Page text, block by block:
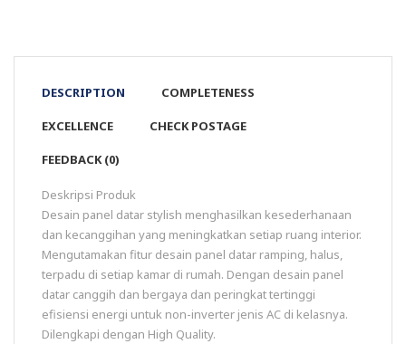
DESCRIPTION COMPLETENESS
EXCELLENCE CHECK POSTAGE
FEEDBACK (0)
Deskripsi Produk
Desain panel datar stylish menghasilkan kesederhanaan
dan kecanggihan yang meningkatkan setiap ruang interior.
Mengutamakan fitur desain panel datar ramping, halus,
terpadu di setiap kamar di rumah. Dengan desain panel
datar canggih dan bergaya dan peringkat tertinggi
efisiensi energi untuk non-inverter jenis AC di kelasnya.
Dilengkapi dengan High Quality.